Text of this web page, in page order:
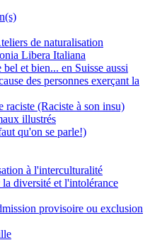
de naturalisation
Libera Italiana
et bien... en Suisse aussi
des personnes exerçant la
raciste (Raciste à son insu)
illustrés
qu'on se parle!)
à l'interculturalité
diversité et l'intolérance
provisoire ou exclusion